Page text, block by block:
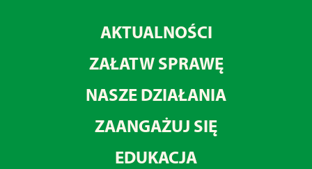
AKTUALNOŚCI
ZAŁATW SPRAWĘ
NASZE DZIAŁANIA
ZAANGAŻUJ SIĘ
EDUKACJA